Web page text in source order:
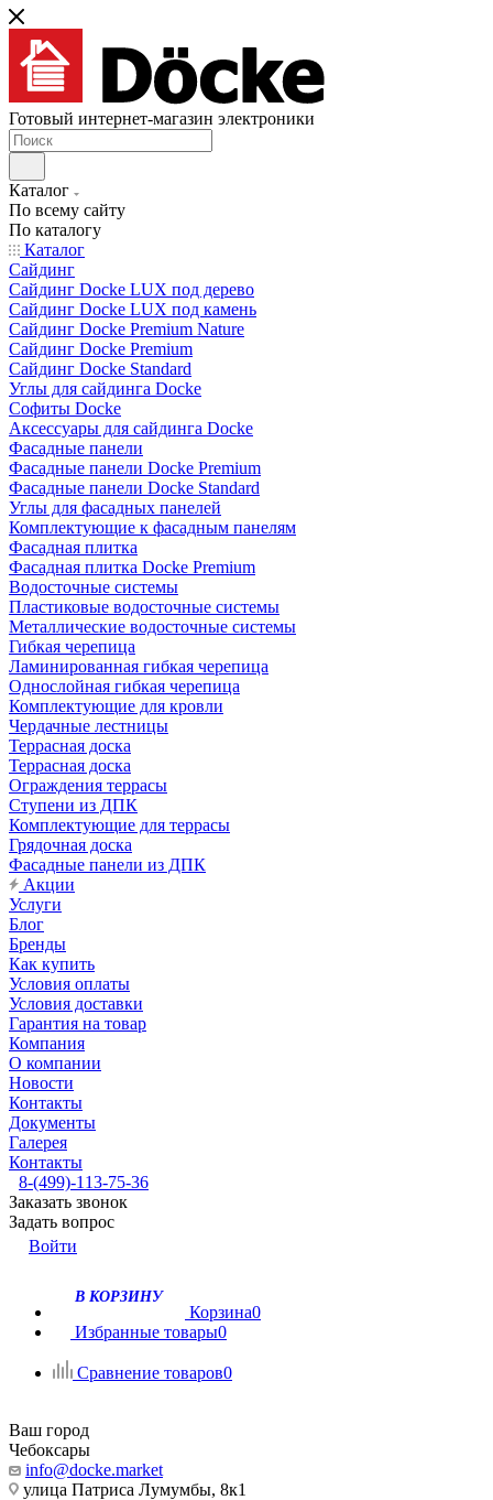
Готовый интернет-магазин электроники
Каталог
По всему сайту
По каталогу
Каталог
Сайдинг
Сайдинг Docke LUX под дерево
Сайдинг Docke LUX под камень
Сайдинг Docke Premium Nature
Сайдинг Docke Premium
Сайдинг Docke Standard
Углы для сайдинга Docke
Софиты Docke
Аксессуары для сайдинга Docke
Фасадные панели
Фасадные панели Docke Premium
Фасадные панели Docke Standard
Углы для фасадных панелей
Комплектующие к фасадным панелям
Фасадная плитка
Фасадная плитка Docke Premium
Водосточные системы
Пластиковые водосточные системы
Металлические водосточные системы
Гибкая черепица
Ламинированная гибкая черепица
Однослойная гибкая черепица
Комплектующие для кровли
Чердачные лестницы
Террасная доска
Террасная доска
Ограждения террасы
Ступени из ДПК
Комплектующие для террасы
Грядочная доска
Фасадные панели из ДПК
Акции
Услуги
Блог
Бренды
Как купить
Условия оплаты
Условия доставки
Гарантия на товар
Компания
О компании
Новости
Контакты
Документы
Галерея
Контакты
8-(499)-113-75-36
Заказать звонок
Задать вопрос
Войти
В КОРЗИНУ
Корзина0
Избранные товары0
Сравнение товаров0
Ваш город
Чебоксары
info@docke.market
улица Патриса Лумумбы, 8к1